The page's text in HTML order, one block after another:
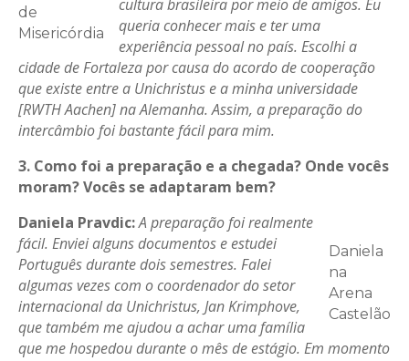
de
Misericórdia
cultura brasileira por meio de amigos. Eu
queria conhecer mais e ter uma
experiência pessoal no país. Escolhi a
cidade de Fortaleza por causa do acordo de cooperação
que existe entre a Unichristus e a minha universidade
[RWTH Aachen] na Alemanha. Assim, a preparação do
intercâmbio foi bastante fácil para mim.
3. Como foi a preparação e a chegada? Onde vocês
moram? Vocês se adaptaram bem?
Daniela
na
Arena
Castelão
Daniela Pravdic:A preparação foi realmente
fácil. Enviei alguns documentos e estudei
Português durante dois semestres. Falei
algumas vezes com o coordenador do setor
internacional da Unichristus, Jan Krimphove,
que também me ajudou a achar uma família
que me hospedou durante o mês de estágio. Em momento